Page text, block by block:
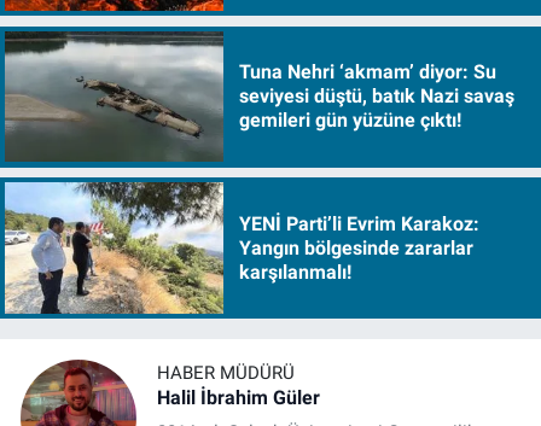
Tuna Nehri ‘akmam’ diyor: Su
seviyesi düştü, batık Nazi savaş
gemileri gün yüzüne çıktı!
YENİ Parti’li Evrim Karakoz:
Yangın bölgesinde zararlar
karşılanmalı!
HABER MÜDÜRÜ
Halil İbrahim Güler